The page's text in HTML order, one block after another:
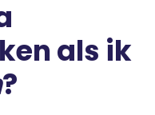
als ik
?